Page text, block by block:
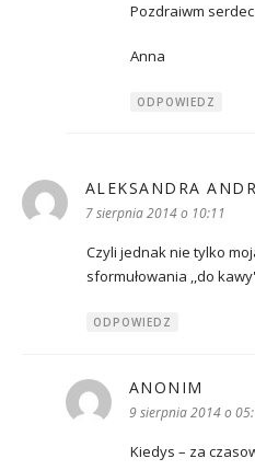
Pozdraiwm
Anna
ODPOWIEDZ
ALEKSANDRA
7 sierpnia 2014 o 10:11
Czyli jednak nie tylko
sformułowania ,,do
ODPOWIEDZ
ANONIM
9 sierpnia 2014 o
Kiedys – za